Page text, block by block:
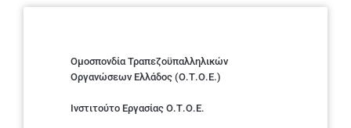
Ομοσπονδία Τραπεζοϋπαλληλικών
Οργανώσεων Ελλάδος (Ο.Τ.Ο.Ε.)
Ινστιτούτο Εργασίας Ο.Τ.Ο.Ε.